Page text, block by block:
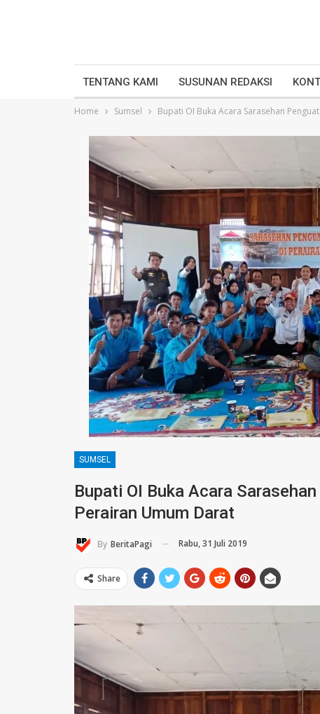
TENTANG KAMI SUSUNAN REDAKSI
Home Sumsel Bupati OI Buka Acara Sarasehan
SUMSEL
Bupati OI Buka Acara
Perairan Umum Darat
By BeritaPagi Rabu, 31 Juli 2019
Share